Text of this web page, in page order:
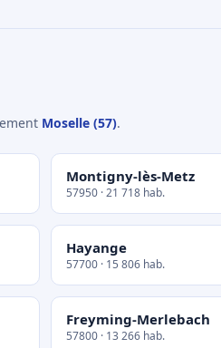
Moselle (57).
Montigny-lès-Metz
57950 · 21 718 hab.
Hayange
57700 · 15 806 hab.
Freyming-Merlebach
57800 · 13 266 hab.